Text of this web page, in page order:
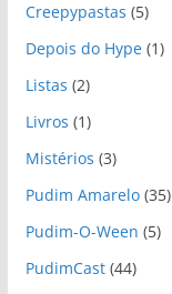
Creepypastas (5)
Depois do Hype(1)
Listas (2)
Livros (1)
Mistérios (3)
Pudim Amarelo(35)
Pudim-O-Ween (5)
PudimCast(44)